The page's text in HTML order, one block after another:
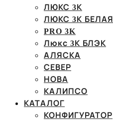
ЛЮКС 3К
ЛЮКС 3К БЕЛАЯ
PRO 3K
Люкс 3К БЛЭК
АЛЯСКА
СЕВЕР
НОВА
КАЛИПСО
КАТАЛОГ
КОНФИГУРАТОР